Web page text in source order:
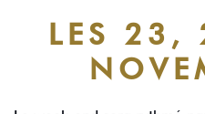
LES 23,